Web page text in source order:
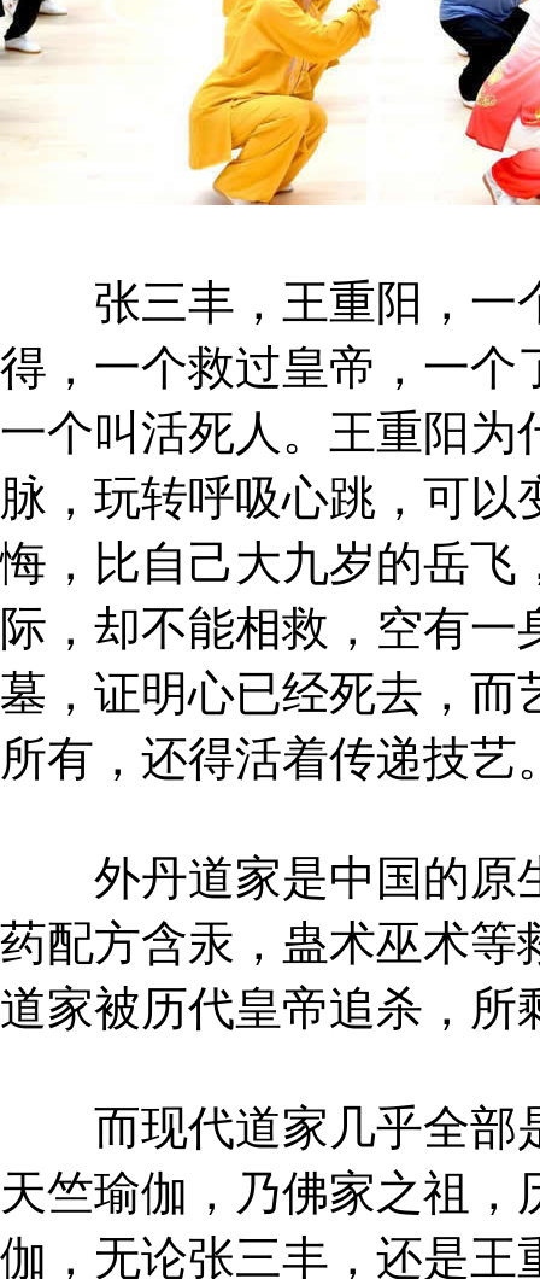
张三丰，王重阳，一
得，一个救过皇帝，一个
一个叫活死人。王重阳为
脉，玩转呼吸心跳，可
悔，比自己大九岁的岳飞
际，却不能相救，空有
墓，证明心已经死去，而
所有，还得活着传递技艺
外丹道家是中国的原
药配方含汞，蛊术巫术等
道家被历代皇帝追杀，所
而现代道家几乎全部
天竺瑜伽，乃佛家之祖
伽，无论张三丰，还是王